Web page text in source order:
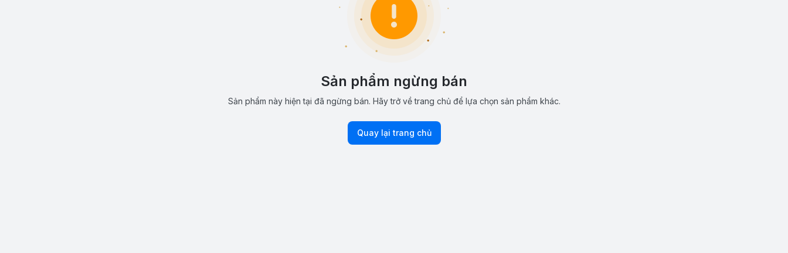
Sản phẩm ngừng bán
Sản phẩm này hiện tại đã ngừng bán. Hãy trở về trang chủ để lựa chọn sản phẩm khác.
Quay lại trang chủ